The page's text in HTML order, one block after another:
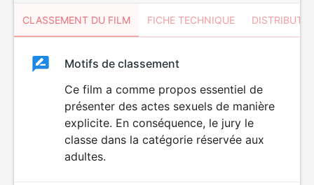
CLASSEMENT DU FILM FICHE TECHNIQUE
ClassementClassement
SEXUALITÉ
EXPLICITE
Motifs de classement
Ce film a comme propos essentiel de
présenter des actes sexuels de manière
explicite. En conséquence, le jury le
classe dans la catégorie réservée aux
adultes.